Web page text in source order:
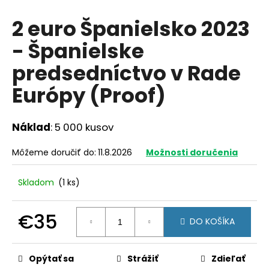
2 euro Španielsko 2023
- Španielske
predsedníctvo v Rade
Európy (Proof)
Náklad: 5 000 kusov
Môžeme doručiť do: 11.8.2026 Možnosti doručenia
Skladom (1 ks)
€35
cena:
DO KOŠÍKA
Opýtať sa Strážiť Zdieľať
j
s
?
d
p
r
ú